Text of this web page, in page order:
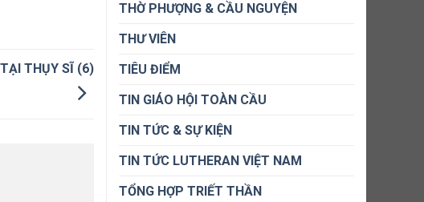
THỤY SĨ (6)
THỜ PHƯỢNG & CẦU NGUYỆN
THƯ VIÊN
TIÊU ĐIỂM
TIN GIÁO HỘI TOÀN CẦU
TIN TỨC & SỰ KIỆN
TIN TỨC LUTHERAN VIỆT NAM
TỔNG HỢP TRIẾT THẦN